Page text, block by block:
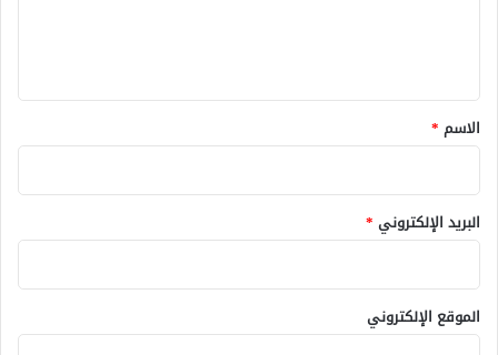
*
الاسم *
البريد الإلكتروني *
الموقع الإلكتروني